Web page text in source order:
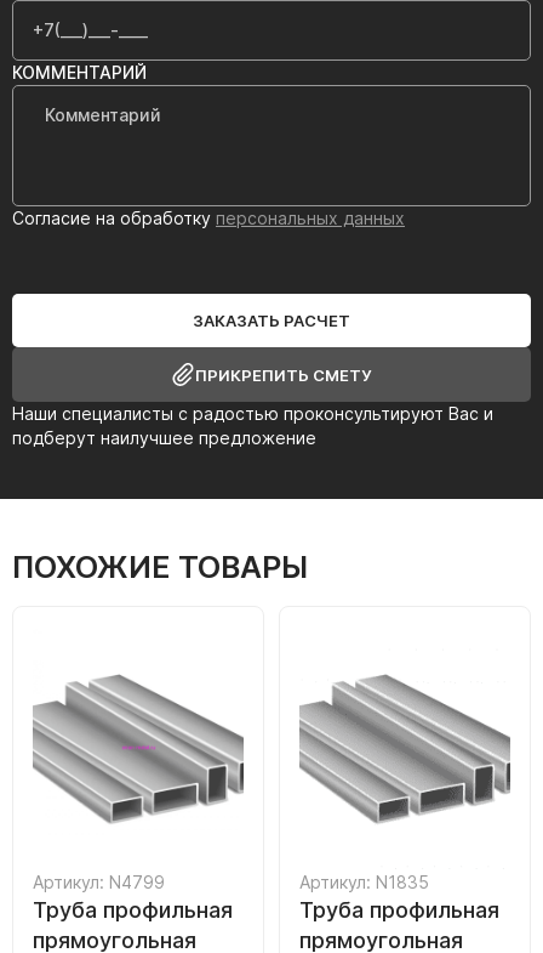
Наши специалисты с радостью проконсультируют Вас и
подберут наилучшее предложение
КОММЕНТАРИЙ
Согласие на обработку персональных данных
ЗАКАЗАТЬ РАСЧЕТ
ПРИКРЕПИТЬ СМЕТУ
ПОХОЖИЕ ТОВАРЫ
Артикул: N4799
Труба профильная
прямоугольная
Артикул: N1835
Труба профильная
прямоугольная